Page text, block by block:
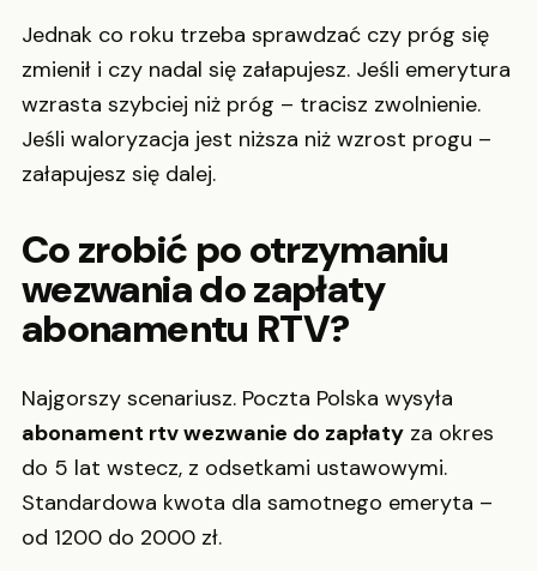
Jednak co roku trzeba sprawdzać czy próg się
zmienił i czy nadal się załapujesz. Jeśli emerytura
wzrasta szybciej niż próg – tracisz zwolnienie.
Jeśli waloryzacja jest niższa niż wzrost progu –
załapujesz się dalej.
Co zrobić po otrzymaniu
wezwania do zapłaty
abonamentu RTV?
Najgorszy scenariusz. Poczta Polska wysyła
abonament rtv wezwanie do zapłaty za okres
do 5 lat wstecz, z odsetkami ustawowymi.
Standardowa kwota dla samotnego emeryta –
od 1200 do 2000 zł.